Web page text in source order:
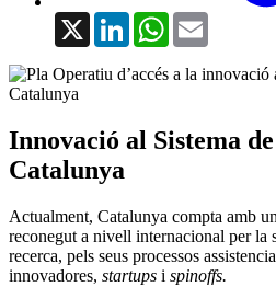
X LinkedInWhatsApp
Innovació al Sistema
Catalunya
Actualment, Catalunya compta amb
reconegut a nivell internacional per la
recerca, pels seus processos
innovadores, startups i spinoffs.